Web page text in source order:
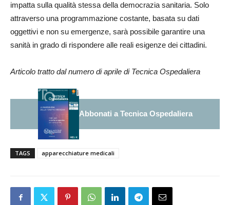
impatta sulla qualità stessa della democrazia sanitaria. Solo
attraverso una programmazione costante, basata su dati
oggettivi e non su emergenze, sarà possibile garantire una
sanità in grado di rispondere alle reali esigenze dei cittadini.
Articolo tratto dal numero di aprile di Tecnica Ospedaliera
Abbonati a Tecnica Ospedaliera
TAGS apparecchiature medicali